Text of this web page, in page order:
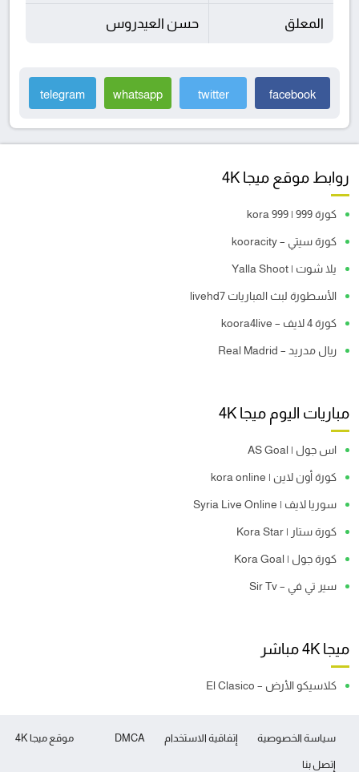
المعلق حسن العيدروس
facebook
twitter
whatsapp
telegram
روابط موقع ميجا 4K
كورة 999 | kora 999
كورة سيتي – kooracity
يلا شوت | Yalla Shoot
الأسطورة لبث المباريات livehd7
كورة 4 لايف – koora4live
ريال مدريد – Real Madrid
مباريات اليوم ميجا 4K
اس جول | AS Goal
كورة أون لاين | kora online
سوريا لايف | Syria Live Online
كورة ستار | Kora Star
كورة جول | Kora Goal
سير تي في – Sir Tv
ميجا 4K مباشر
كلاسيكو الأرض – El Clasico
موقع ميجا 4K سياسة الخصوصية إتفاقية الاستخدام DMCA
إتصل بنا